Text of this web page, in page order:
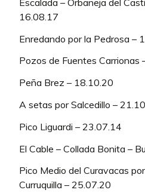
16.08.17
Enredando por la Pedrosa –
Pozos de Fuentes Carrionas
Peña Brez – 18.10.20
A setas por Salcedillo –
Pico Liguardi – 23.07.14
El Cable – Collada Bonita –
Pico Medio del Curavacas
Curruquilla – 25.07.20